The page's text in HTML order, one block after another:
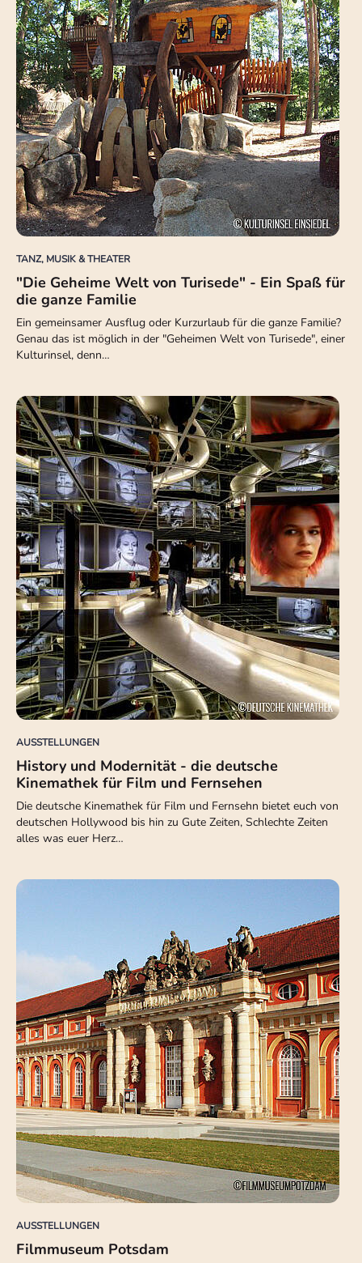
TANZ, MUSIK & THEATER
"Die Geheime Welt von Turisede" - Ein Spaß für
die ganze Familie
Ein gemeinsamer Ausflug oder Kurzurlaub für die ganze Familie?
Genau das ist möglich in der "Geheimen Welt von Turisede", einer
Kulturinsel, denn…
AUSSTELLUNGEN
History und Modernität - die deutsche
Kinemathek für Film und Fernsehen
Die deutsche Kinemathek für Film und Fernsehn bietet euch von
deutschen Hollywood bis hin zu Gute Zeiten, Schlechte Zeiten
alles was euer Herz…
AUSSTELLUNGEN
Filmmuseum Potsdam